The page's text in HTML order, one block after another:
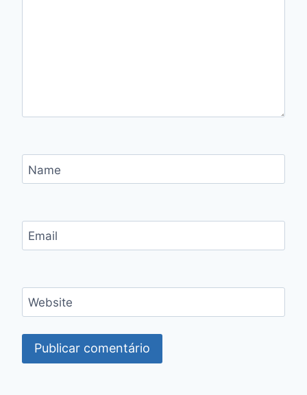
Name
Email
Website